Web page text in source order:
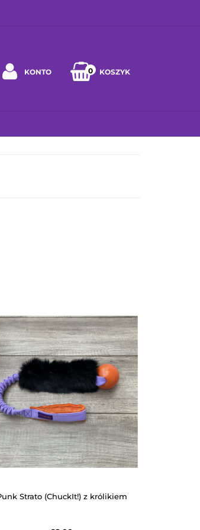
KONTO 0 KOSZYK
Strato (ChuckIt!) z królikiem